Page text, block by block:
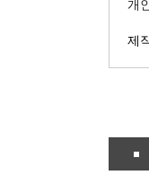
개
제